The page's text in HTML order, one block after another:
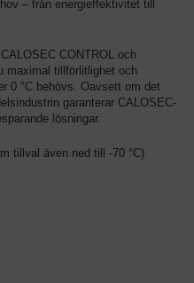
– från energieffektivitet till
CONTROL och
maximal tillförlitlighet och
0 °C behövs. Oavsett om det
garanterar CALOSEC-
lösningar.
tillval även ned till -70 °C)